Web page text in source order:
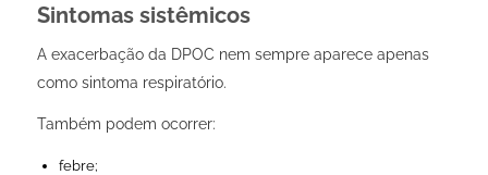
Sintomas sistêmicos
A exacerbação da DPOC nem sempre aparece apenas
como sintoma respiratório.
Também podem ocorrer:
febre;